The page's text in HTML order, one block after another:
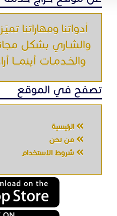
أدواتنا ومهاراتنا
والشـاري بشكل
والخـدمـات أينمـــا
تصفح في الموقع
الرئيسية
من نحن
شروط الاستخدام